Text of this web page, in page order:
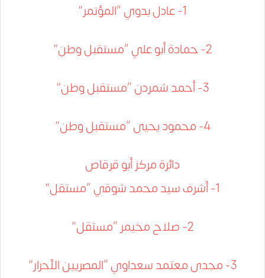
1- عادل بدوي “المؤتمر”
2- حمادة أبو علي “مستقبل وطن”
3- أحمد شمردن “مستقبل وطن”
4- محمود يحيى “مستقبل وطن”
دائرة مركز أبو قرقاص
1- أشرف سيد محمد شوقي “مستقل”
2- صلاح مخيمر “مستقل”
3- مجدى معتمد سعداوي “المصريين الأحرار”